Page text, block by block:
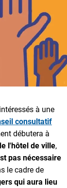
à une
consultatif
débutera à
l'hôtel de ville,
pas nécessaire
le cadre de
qui aura lieu